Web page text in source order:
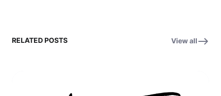
RELATED POSTS View all